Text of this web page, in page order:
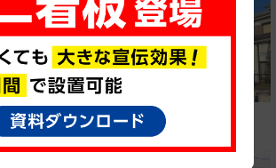
都岡（34-300）
横浜市旭区都岡